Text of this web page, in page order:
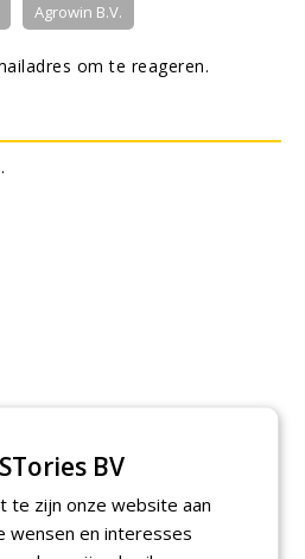
Agrowin B.V.
om te reageren.
BV
te zijn onze website aan
wensen en interesses